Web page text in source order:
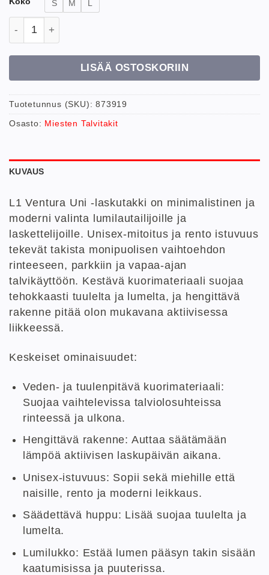
S M L
LISÄÄ OSTOSKORIIN
Tuotetunnus (SKU):873919
Osasto: Miesten Talvitakit
KUVAUS
L1 Ventura Uni -laskutakki on minimalistinen ja
moderni valinta lumilautailijoille ja
laskettelijoille. Unisex-mitoitus ja rento istuvuus
tekevät takista monipuolisen vaihtoehdon
rinteeseen, parkkiin ja vapaa-ajan
talvikäyttöön. Kestävä kuorimateriaali suojaa
tehokkaasti tuulelta ja lumelta, ja hengittävä
rakenne pitää olon mukavana aktiivisessa
liikkeessä.
Keskeiset ominaisuudet:
Veden- ja tuulenpitävä kuorimateriaali:
Suojaa vaihtelevissa talviolosuhteissa
rinteessä ja ulkona.
Hengittävä rakenne: Auttaa säätämään
lämpöä aktiivisen laskupäivän aikana.
Unisex-istuvuus: Sopii sekä miehille että
naisille, rento ja moderni leikkaus.
Säädettävä huppu: Lisää suojaa tuulelta ja
lumelta.
Lumilukko: Estää lumen pääsyn takin sisään
kaatumisissa ja puuterissa.